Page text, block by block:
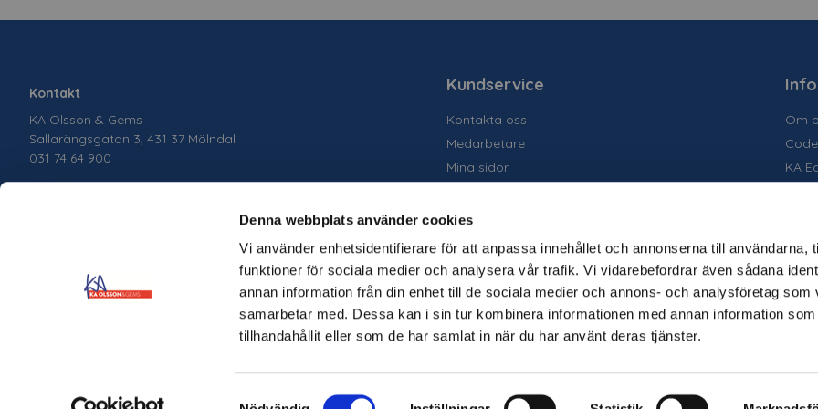
Denna webbplats använder cookies
Vi använder enhetsidentifierare för att anpassa innehållet och annonserna till användarna,
funktioner för sociala medier och analysera vår trafik. Vi vidarebefordrar även sådana
annan information från din enhet till de sociala medier och annons- och analysföretag som
samarbetar med. Dessa kan i sin tur kombinera informationen med annan information
tillhandahållit eller som de har samlat in när du har använt deras tjänster.
Samtyckesval
Kontakt
KA Olsson & Gems
Sallarängsgatan 3, 431 37 Mölndal
031 74 64 900
Kundservice
Kontakta oss
Medarbetare
Mina sidor
Allmänna villkor
Om
KA
Folie